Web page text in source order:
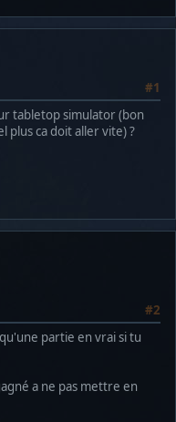
#1
tabletop simulator (bon
plus ca doit aller vite) ?
#2
partie en vrai si tu
a ne pas mettre en